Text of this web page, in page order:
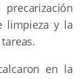
limpieza y la
en la